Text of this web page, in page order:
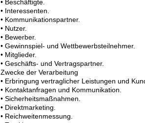
• Beschäftigte.
• Interessenten.
• Kommunikationspartner.
• Nutzer.
• Bewerber.
• Gewinnspiel- und Wettbewerbsteilnehmer.
• Mitglieder.
• Geschäfts- und Vertragspartner.
Zwecke der Verarbeitung
• Erbringung vertraglicher Leistungen und
• Kontaktanfragen und Kommunikation.
• Sicherheitsmaßnahmen.
• Direktmarketing.
• Reichweitenmessung.